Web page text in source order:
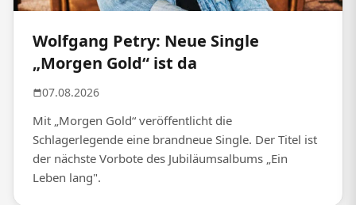
Wolfgang Petry: Neue Single
„Morgen Gold“ ist da
07.08.2026
Mit „Morgen Gold“ veröffentlicht die
Schlagerlegende eine brandneue Single. Der Titel ist
der nächste Vorbote des Jubiläumsalbums „Ein
Leben lang".